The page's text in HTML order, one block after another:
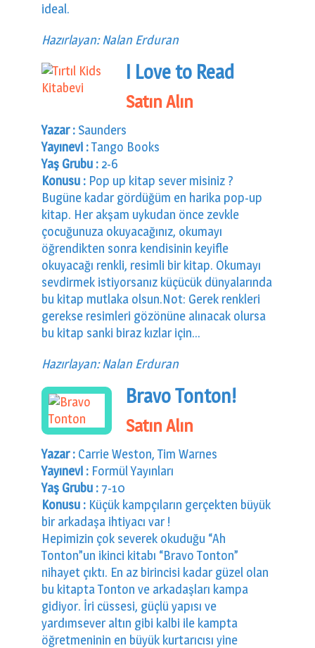
ideal.
Hazırlayan: Nalan Erduran
I Love to Read
Satın Alın
Yazar : Saunders
Yayınevi :Tango Books
Yaş Grubu : 2-6
Konusu : Pop up kitap sever misiniz ?
Bugüne kadar gördüğüm en harika pop-up
kitap. Her akşam uykudan önce zevkle
çocuğunuza okuyacağınız, okumayı
öğrendikten sonra kendisinin keyifle
okuyacağı renkli, resimli bir kitap. Okumayı
sevdirmek istiyorsanız küçücük dünyalarında
bu kitap mutlaka olsun.Not: Gerek renkleri
gerekse resimleri gözönüne alınacak olursa
bu kitap sanki biraz kızlar için…
Hazırlayan: Nalan Erduran
Bravo Tonton!
Satın Alın
Yazar : Carrie Weston, Tim Warnes
Yayınevi : Formül Yayınları
Yaş Grubu :7-10
Konusu : Küçük kampçıların gerçekten büyük
bir arkadaşa ihtiyacı var !
Hepimizin çok severek okuduğu “Ah
Tonton”un ikinci kitabı “Bravo Tonton”
nihayet çıktı. En az birincisi kadar güzel olan
bu kitapta Tonton ve arkadaşları kampa
gidiyor. İri cüssesi, güçlü yapısı ve
yardımsever altın gibi kalbi ile kampta
öğretmeninin en büyük kurtarıcısı yine